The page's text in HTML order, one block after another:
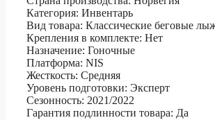
Категория: Инвентарь
Вид товара: Классические беговые
Крепления в комплекте: Нет
Назначение: Гоночные
Платформа: NIS
Жесткость: Средняя
Уровень подготовки: Эксперт
Сезонность: 2021/2022
Гарантия подлинности товара: Да